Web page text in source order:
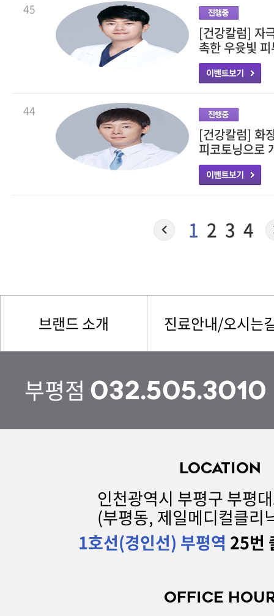
45
[건강칼럼] 자
촉한 우윳빛
44
[건강칼럼] 화
피코토닝으로
1 2 3 4
브랜드 소개 진료안내/오시는
부평점 032.505.3010
LOCATION
인천광역시 부평구 부평
(부평동, 제일메디컬클리
1호선(경인선) 부평역 25번
OFFICE